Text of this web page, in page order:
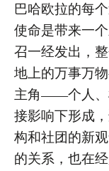
巴哈欧拉的每
使命是带来一
召一经发出，
地上的万事万
主角——个人
接影响下形成
构和社团的新
的关系，也在